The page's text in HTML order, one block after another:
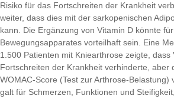
Risiko für das Fortschreiten der Krankheit
weiter, dass dies mit der sarkopenischen
kann. Die Ergänzung von Vitamin D könnte
Bewegungsapparates vorteilhaft sein. Eine
1.500 Patienten mit Kniearthrose zeigte, dass
Fortschreiten der Krankheit verhinderte, aber
WOMAC-Score (Test zur Arthrose-Belastung)
galt für Schmerzen, Funktionen und